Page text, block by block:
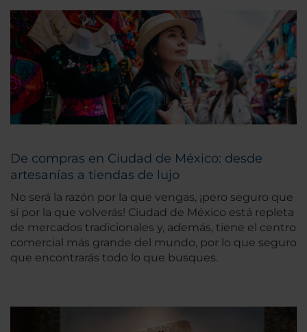
De compras en Ciudad de México: desde
artesanías a tiendas de lujo
No será la razón por la que vengas, ¡pero seguro que
sí por la que volverás! Ciudad de México está repleta
de mercados tradicionales y, además, tiene el centro
comercial más grande del mundo, por lo que seguro
que encontrarás todo lo que busques.